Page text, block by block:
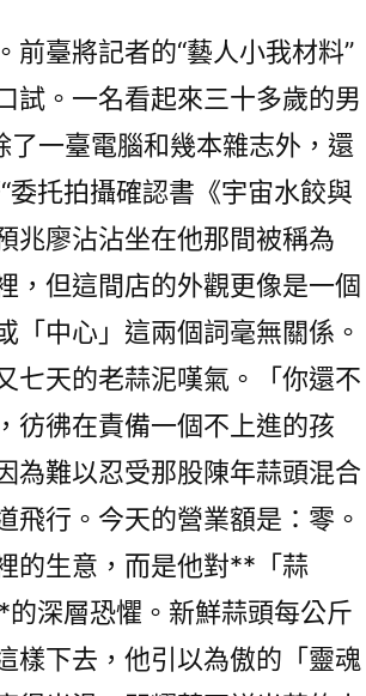
前臺將記者的“藝人小我材料”
試。一名看起來三十多歲的男
了一臺電腦和幾本雜志外，還
托拍攝確認書《宇宙水餃與
兆廖沾沾坐在他那間被稱為
，但這間店的外觀更像是一個
「中心」這兩個詞毫無關係。
七天的老蒜泥嘆氣。「你還不
彷彿在責備一個不上進的孩
為難以忍受那股陳年蒜頭混合
飛行。今天的營業額是：零。
的生意，而是他對**「蒜
深層恐懼。新鮮蒜頭每公斤
樣下去，他引以為傲的「靈魂